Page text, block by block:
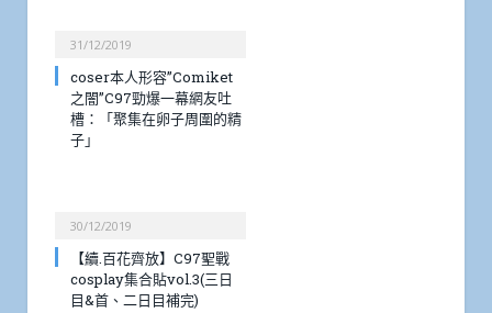
31/12/2019
coser本人形容”Comiket
之闇”C97勁爆一幕網友吐
槽：「聚集在卵子周圍的精
子」
30/12/2019
【續.百花齊放】C97聖戰
cosplay集合貼vol.3(三日
目&首、二日目補完)